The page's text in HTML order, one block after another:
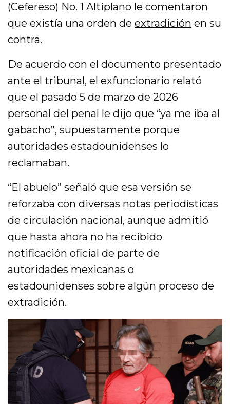
(Cefereso) No. 1 Altiplano le comentaron
que existía una orden deextradición en su
contra.
De acuerdo con el documento presentado
ante el tribunal, el exfuncionario relató
que el pasado 5 de marzo de 2026
personal del penal le dijo que “ya me iba al
gabacho”, supuestamente porque
autoridades estadounidenses lo
reclamaban.
“El abuelo” señaló que esa versión se
reforzaba con diversas notas periodísticas
de circulación nacional, aunque admitió
que hasta ahora no ha recibido
notificación oficial de parte de
autoridades mexicanas o
estadounidenses sobre algún proceso de
extradición.